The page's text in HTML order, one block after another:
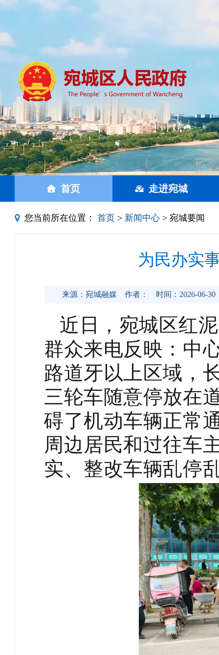
首页 走进宛城
您当前所在位置： 首页 > 新闻中心 > 宛城要闻
为民办实
来源：宛城融媒 作者： 时间：2026-06-30
近日，宛城区红
群众来电反映：中
路道牙以上区域，
三轮车随意停放在
碍了机动车辆正常
周边居民和过往车
实、整改车辆乱停